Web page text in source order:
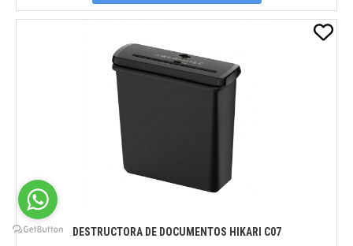
DESTRUCTORA DE DOCUMENTOS HIKARI C07